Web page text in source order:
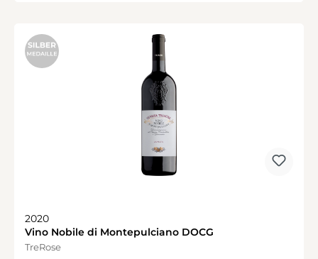
2020
Vino Nobile di Montepulciano DOCG
TreRose